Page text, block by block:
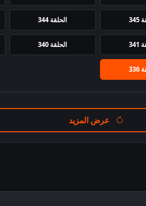
الحلقة 344
الحلقة 340
عرض المزيد